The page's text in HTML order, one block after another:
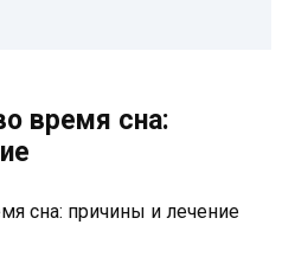
время сна: